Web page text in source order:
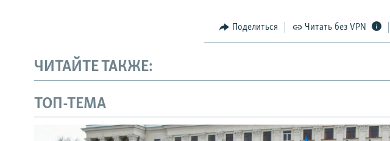
Поделиться Читать без VPN
ЧИТАЙТЕ ТАКЖЕ:
ТОП-ТЕМА